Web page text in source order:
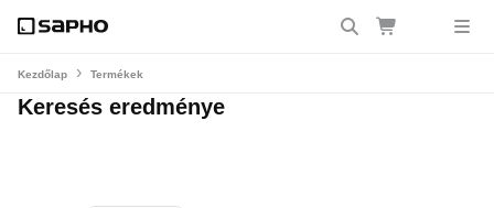
Kezdőlap Termékek
Keresés eredménye